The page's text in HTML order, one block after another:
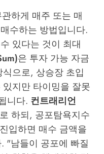
하게 매주 또는 매
수하는 방법입니다.
있다는 것이 최대
은 투자 가능 자금
으로, 상승장 초입
지만 타이밍을 잘못
니다. 컨트래리언
하되, 공포탐욕지수
입하면 매수 금액을
"남들이 공포에 빠질